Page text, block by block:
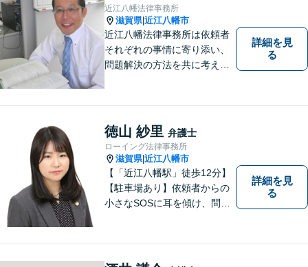
近江八幡法律事務所
滋賀県|近江八幡市
近江八幡法律事務所は依頼者
それぞれの事情に寄り添い、
問題解決の方法を共に考える
方」も、ぜひお気軽にご相談
ください。
詳細を見
る
徳山 紗里 弁護士
ローイング法律事務所
滋賀県|近江八幡市
【「近江八幡駅」徒歩12分】
【駐車場あり】依頼者からの
小さなSOSに耳を傾け、問題
ております。 ぜひ一度私にご
相談ください。
詳細を見
る